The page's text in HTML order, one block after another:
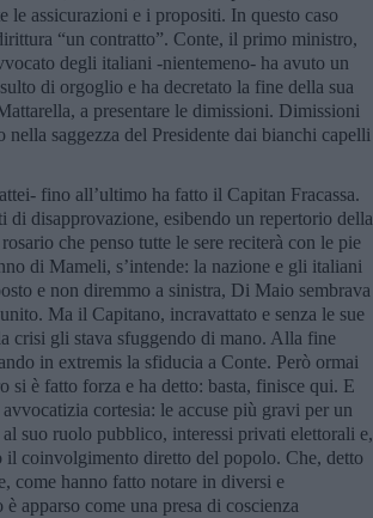
le assicurazioni e i propositi. In questo caso
“un contratto”. Conte, il primo ministro,
degli italiani -nientemeno- ha avuto un
di orgoglio e ha decretato la fine della sua
a presentare le dimissioni. Dimissioni
saggezza del Presidente dai bianchi capelli
fino all’ultimo ha fatto il Capitan Fracassa.
di disapprovazione, esibendo un repertorio della
che penso tutte le sere reciterà con le pie
di Mameli, s’intende: la nazione e gli italiani
e non diremmo a sinistra, Di Maio sembrava
Ma il Capitano, incravattato e senza le sue
crisi gli stava sfuggendo di mano. Alla fine
in extremis la sfiducia a Conte. Però ormai
è fatto forza e ha detto: basta, finisce qui. E
cortesia: le accuse più gravi per un
suo ruolo pubblico, interessi privati elettorali e,
coinvolgimento diretto del popolo. Che, detto
come hanno fatto notare in diversi e
apparso come una presa di coscienza